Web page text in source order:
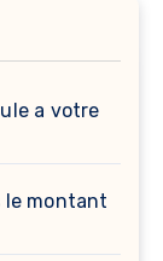
a votre
le montant